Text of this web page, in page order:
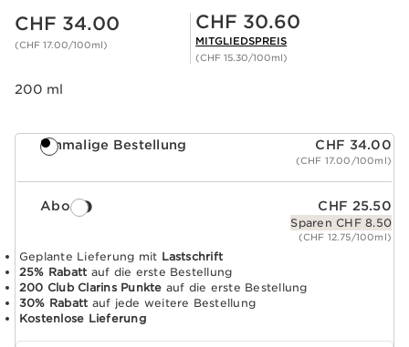
Aktueller Preis CHF 34.00
CHF 34.00
(CHF 17.00/100ml)
Mitgliederpreis CHF 30.60
CHF 30.60
MITGLIEDSPREIS
(CHF 15.30/100ml)
200 ml
Einmalige Bestellung CHF 34.00
(CHF 17.00/100ml)
Abo CHF 25.50
Sparen CHF 8.50
(CHF 12.75/100ml)
Geplante Lieferung mit Lastschrift
25% Rabatt auf die erste Bestellung
200 Club Clarins Punkte auf die erste Bestellung
30% Rabatt auf jede weitere Bestellung
Kostenlose Lieferung
Wählen Sie die Laufzeit des Abonnements